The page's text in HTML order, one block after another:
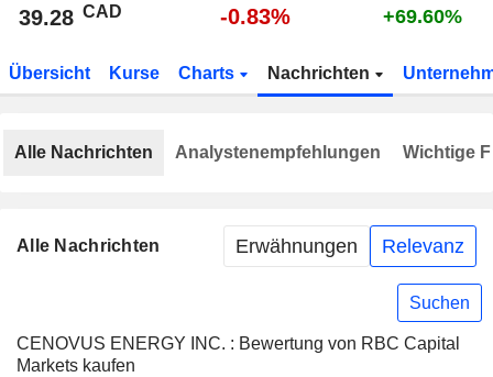
39.28 CAD -0.83% +69.60%
Übersicht Kurse Charts Nachrichten
Alle Nachrichten Erwähnungen Relevanz
Suchen
CENOVUS ENERGY INC. : Bewertung von RBC Capital
Markets kaufen
Alle Nachrichten Analystenempfehlungen Wichtige